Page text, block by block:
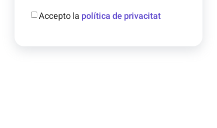
Accepto la política de privacitat